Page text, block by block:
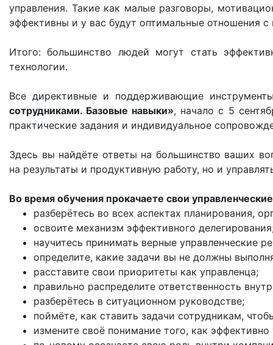
управления. Такие как малые разговоры,
эффективны и у вас будут оптимальные отношения с
Итого: большинство людей могут стать
технологии.
Все директивные и поддерживающие
сотрудниками. Базовые навыки», начало с 5
практические задания и индивидуальное
Здесь вы найдёте ответы на большинство ваших
на результаты и продуктивную работу, но и
Во время обучения прокачаете свои
разберётесь во всех аспектах планирования,
освоите механизм эффективного
научитесь принимать верные управленческие
определите, какие задачи вы не должны
расставите свои приоритеты как управленца;
правильно распределите ответственность
разберётесь в ситуационном руководстве;
поймёте, как ставить задачи сотрудникам,
измените своё понимание того, как